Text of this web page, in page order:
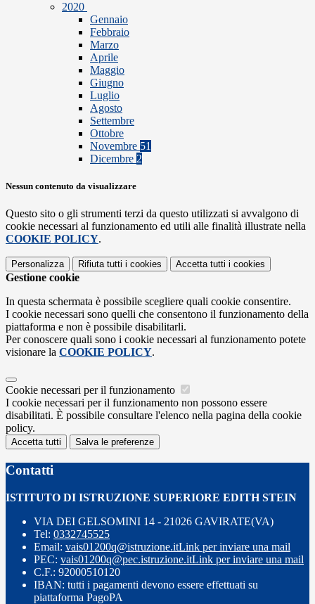
2020
Gennaio
Febbraio
Marzo
Aprile
Maggio
Giugno
Luglio
Agosto
Settembre
Ottobre
Novembre 51
Dicembre 2
Nessun contenuto da visualizzare
Questo sito o gli strumenti terzi da questo utilizzati si avvalgono di
cookie necessari al funzionamento ed utili alle finalità illustrate nella
COOKIE POLICY.
Personalizza Rifiuta tutti i cookies Accetta tutti i cookies
Gestione cookie
In questa schermata è possibile scegliere quali cookie consentire.
I cookie necessari sono quelli che consentono il funzionamento della
piattaforma e non è possibile disabilitarli.
Per conoscere quali sono i cookie necessari al funzionamento potete
visionare la COOKIE POLICY.
Cookie necessari per il funzionamento
I cookie necessari per il funzionamento non possono essere
disabilitati. È possibile consultare l'elenco nella pagina della cookie
policy.
Accetta tutti Salva le preferenze
Contatti
ISTITUTO DI ISTRUZIONE SUPERIORE EDITH STEIN
VIA DEI GELSOMINI 14 - 21026 GAVIRATE(VA)
Tel: 0332745525
Email: vais01200q@istruzione.itLink per inviare una mail
PEC: vais01200q@pec.istruzione.itLink per inviare una mail
C.F.: 92000510120
IBAN: tutti i pagamenti devono essere effettuati su
piattaforma PagoPA